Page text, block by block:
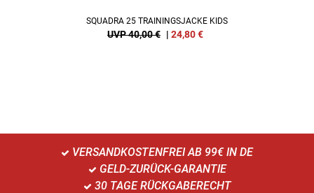
SQUADRA 25 TRAININGSJACKE KIDS
UVP 40,00 € | 24,80€
VERSANDKOSTENFREI AB 99€ IN DE
GELD-ZURÜCK-GARANTIE
30 TAGE RÜCKGABERECHT